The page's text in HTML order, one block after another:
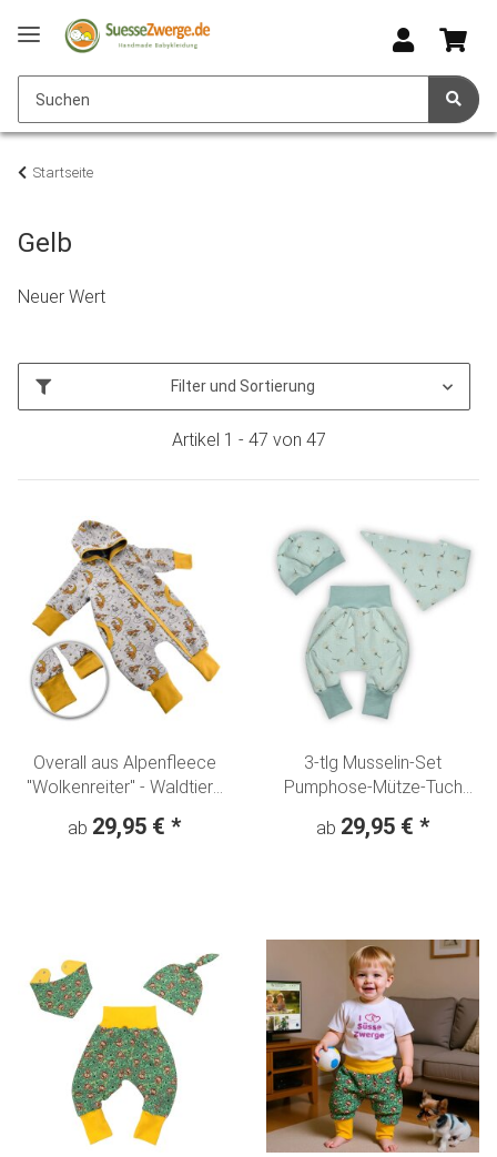
Startseite
Gelb
Neuer Wert
Filter und Sortierung
Artikel 1 - 47 von 47
Overall aus Alpenfleece
"Wolkenreiter" - Waldtiere
ab 29,95 € *
3-tlg Musselin-Set
Pumphose-Mütze-Tuch
"Pusteblumen" mint
ab 29,95 € *